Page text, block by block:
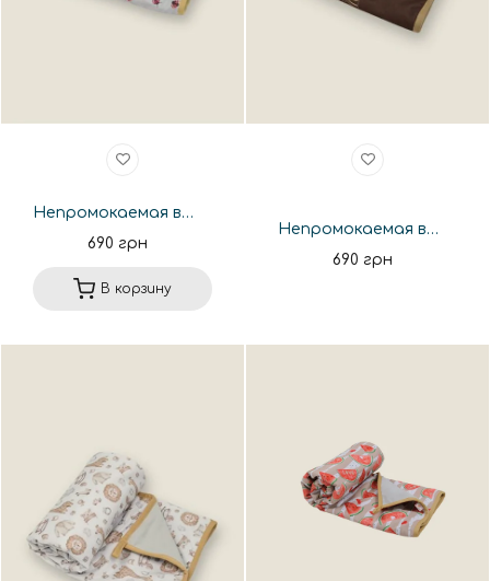
Непромокаемая впитывающая пеленка 70*80см. HM61
690 грн
В корзину
Непромокаемая впитывающая пеленка 70*80см. HM56
690 грн